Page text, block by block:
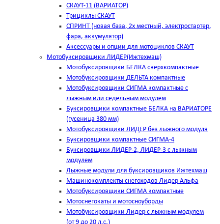
СКАУТ-11 (ВАРИАТОР)
Трициклы СКАУТ
СПРИНТ (новая база, 2х местный, электростартер,
фара, аккумулятор)
Аксессуары и опции для мотоциклов СКАУТ
Мотобуксировщики ЛИДЕР(Ижтехмаш)
Мотобуксировщики БЕЛКА сверхкомпактные
Мотобуксировщики ДЕЛЬТА компактные
Мотобуксировщики СИГМА компактные с
лыжным или седельным модулем
Буксировщики компактные БЕЛКА на ВАРИАТОРЕ
(гусеница 380 мм)
Мотобуксировщики ЛИДЕР без лыжного модуля
Буксировщики компактные СИГМА-4
Буксировщики ЛИДЕР-2, ЛИДЕР-3 c лыжным
модулем
Лыжные модули для буксировщиков Ижтехмаш
Машинокомплекты снегоходов Лидер Альфа
Мотобуксировщики СИГМА компактные
Мотоснегокаты и мотосноуборды
Мотобуксировщики Лидер с лыжным модулем
(от 9 до 20 л.с.)